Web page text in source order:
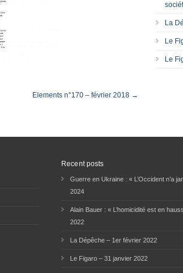
Elements n°170 – février 2018 →
La
Le
Le
Recent posts
Guerre en Ukraine : « L’Occident n’a
2024
Alain Bauer : « L’homicidité est en
2022
La Dépêche – 1er février 2022
Le Figaro – 31 janvier 2022